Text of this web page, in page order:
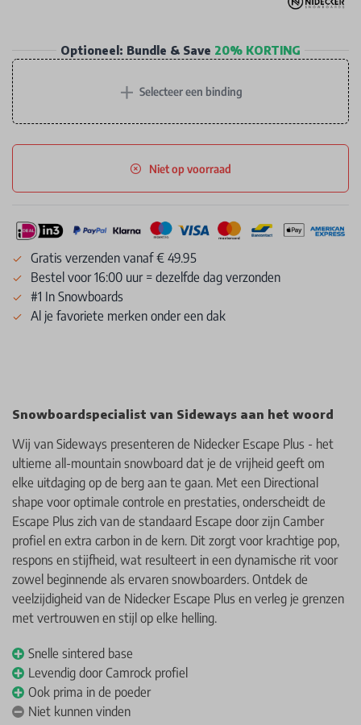
Optioneel: Bundle & Save 20% KORTING
+ Selecteer een binding
Niet op voorraad
Gratis verzenden vanaf € 49.95
Bestel voor 16:00 uur = dezelfde dag verzonden
#1 In Snowboards
Al je favoriete merken onder een dak
Snowboardspecialist van Sideways aan het woord
Wij van Sideways presenteren de Nidecker Escape Plus - het
ultieme all-mountain snowboard dat je de vrijheid geeft om
elke uitdaging op de berg aan te gaan. Met een Directional
shape voor optimale controle en prestaties, onderscheidt de
Escape Plus zich van de standaard Escape door zijn Camber
profiel en extra carbon in de kern. Dit zorgt voor krachtige pop,
respons en stijfheid, wat resulteert in een dynamische rit voor
zowel beginnende als ervaren snowboarders. Ontdek de
veelzijdigheid van de Nidecker Escape Plus en verleg je grenzen
met vertrouwen en stijl op elke helling.
Snelle sintered base
Levendig door Camrock profiel
Ook prima in de poeder
Niet kunnen vinden